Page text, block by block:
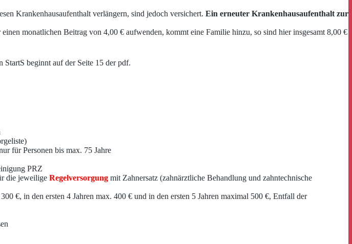
Krankenhausaufenthalt verlängern, sind jedoch versichert. Ein erneuter Krankenhausaufenthalt zur
monatlichen Beitrag von 4,00 € aufwenden, kommt eine Familie hinzu, so sind hier insgesamt 8,00 €
beginnt auf der Seite 15 der pdf.
für Personen bis max. 75 Jahre
PRZ
die jeweilige Regelversorgung mit Zahnersatz (zahnärztliche Behandlung und zahntechnische
€, in den ersten 4 Jahren max. 400 € und in den ersten 5 Jahren maximal 500 €, Entfall der